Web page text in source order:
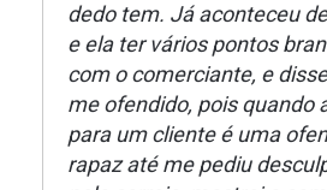
dedo tem. Já aconteceu
e ela ter vários pontos
com o comerciante, e
me ofendido, pois quando
para um cliente é uma
rapaz até me pediu